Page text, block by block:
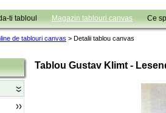
ti tabloul Magazin tablouri canvas Ce
de tablouri canvas > Detalii tablou canvas
Tablou Gustav Klimt -